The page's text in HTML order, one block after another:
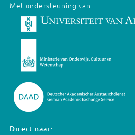
Met ondersteuning van
Direct naar: